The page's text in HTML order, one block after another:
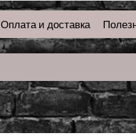
Оплата и доставка